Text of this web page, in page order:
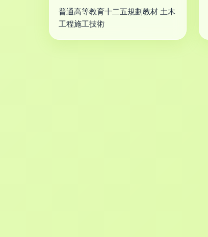
普通高等教育十二五規劃教材 土木
工程施工技術